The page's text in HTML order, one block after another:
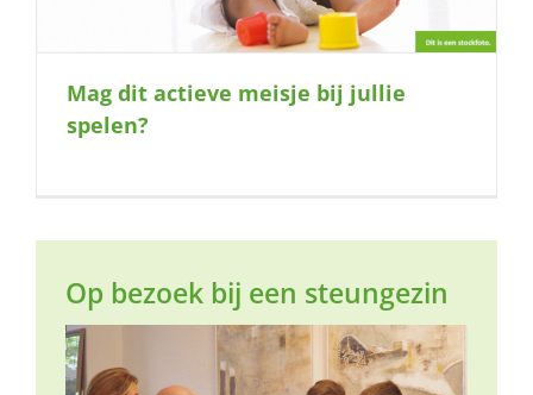
Mag dit actieve meisje bij jullie
spelen?
Op bezoek bij een steungezin